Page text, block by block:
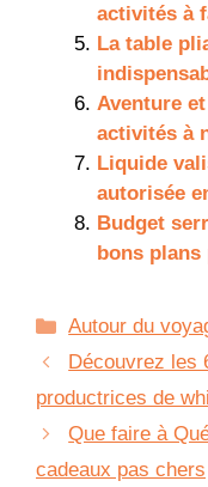
activités à
La table
Aventure
activités à
Liquide
autorisée
Budget
bons
Catégories
Autour du
Découvrez les
productrices de
Que faire à
cadeaux pas chers